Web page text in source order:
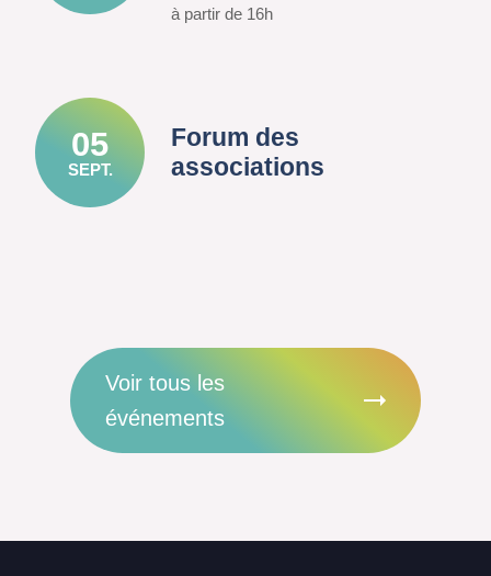
à partir de 16h
05
SEPT.
Forum des
associations
Voir tous les
événements